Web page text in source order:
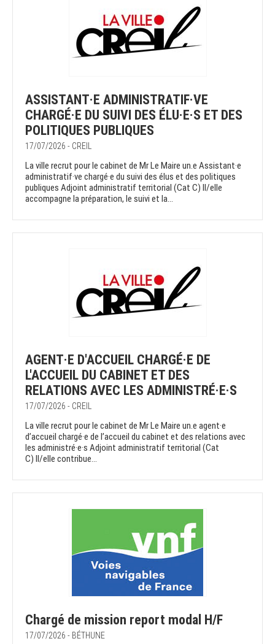
ASSISTANT·E ADMINISTRATIF·VE
CHARGÉ·E DU SUIVI DES ÉLU·E·S ET DES
POLITIQUES PUBLIQUES
17/07/2026 - CREIL
La ville recrut pour le cabinet de Mr Le Maire un.e Assistant·e
administratif·ve chargé·e du suivi des élus et des politiques
publiques Adjoint administratif territorial (Cat C) Il/elle
accompagne la préparation, le suivi et la...
AGENT·E D'ACCUEIL CHARGÉ·E DE
L'ACCUEIL DU CABINET ET DES
RELATIONS AVEC LES ADMINISTRÉ·E·S
17/07/2026 - CREIL
La ville recrut pour le cabinet de Mr Le Maire un.e agent·e
d’accueil chargé·e de l’accueil du cabinet et des relations avec
les administré·e·s Adjoint administratif territorial (Cat
C) Il/elle contribue...
Chargé de mission report modal H/F
17/07/2026 - BÉTHUNE